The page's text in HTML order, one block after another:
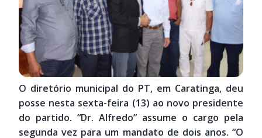
O diretório municipal do PT, em Caratinga, deu
posse nesta sexta-feira (13) ao novo presidente
do partido. “Dr. Alfredo” assume o cargo pela
segunda vez para um mandato de dois anos. “O